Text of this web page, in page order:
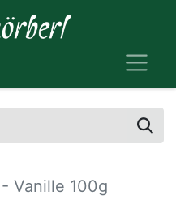
Vanille 100g